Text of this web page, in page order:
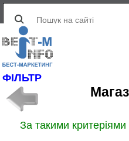
ФІЛЬТР
За такими